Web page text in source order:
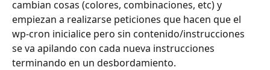
cambian cosas (colores, combinaciones, etc) y
empiezan a realizarse peticiones que hacen que el
wp-cron inicialice pero sin contenido/instrucciones
se va apilando con cada nueva instrucciones
terminando en un desbordamiento.